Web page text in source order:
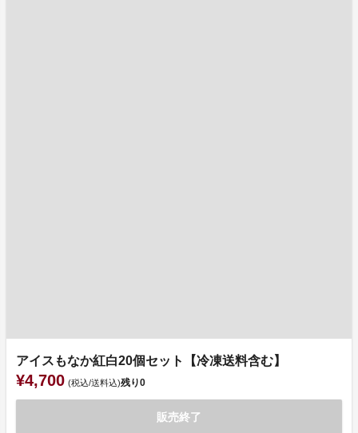
アイスもなか紅白20個セット【冷凍送料含む】
¥4,700 (税込/送料込)残り0
販売終了